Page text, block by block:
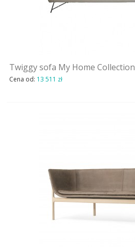
Twiggy sofa My Home Collection
Cena od: 13 511 zł